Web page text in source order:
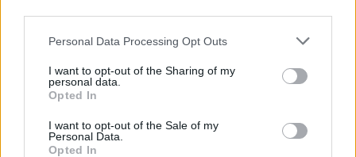
Personal Data Processing Opt Outs
I want to opt-out of the Sharing of my
personal data.
Opted In
I want to opt-out of the Sale of my
Personal Data.
Opted In
rikiuojasi 3-oje vietoje.
Berlyno krepšininkai turėdami 5 pergales
užima 18-ąją poziciją.